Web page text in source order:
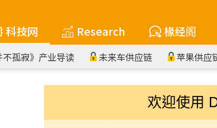
科技网 Research 椽经阁
不孤寂》产业导读 未来车供应链 苹果供应
欢迎使用